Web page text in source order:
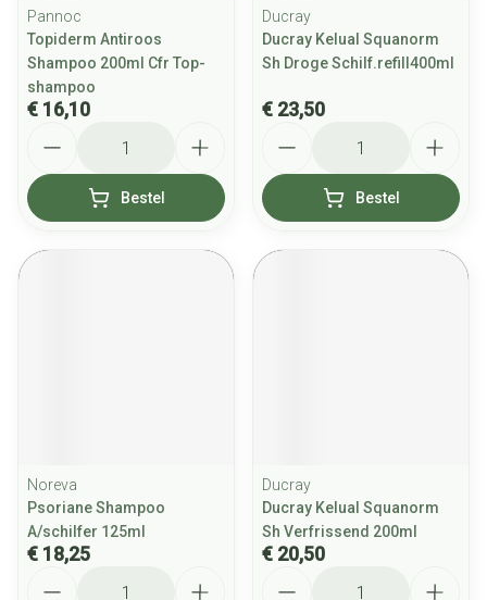
Pannoc
Topiderm Antiroos
Shampoo 200ml Cfr Top-
shampoo
€ 16,10
Bestel
Ducray
Ducray Kelual Squanorm
Sh Droge Schilf.refill400ml
€ 23,50
Bestel
Noreva
Psoriane Shampoo
A/schilfer 125ml
€ 18,25
Ducray
Ducray Kelual Squanorm
Sh Verfrissend 200ml
€ 20,50